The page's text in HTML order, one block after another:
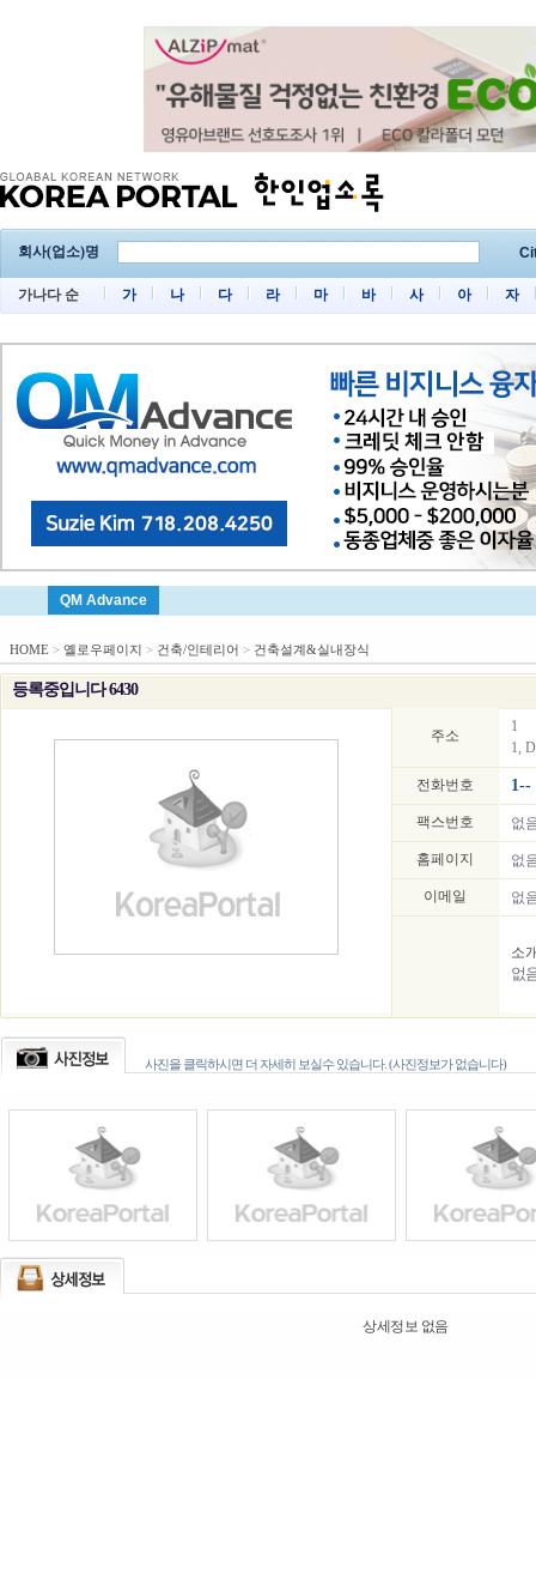
회사(업소)명
가나다 순 가 나 다 라 마 바 사 아 자
QM Advance
HOME > 옐로우페이지 > 건축/인테리어 > 건축설계&실내장식
등록중입니다 6430
주소
1
1,
전화번호 1--
팩스번호 없
홈페이지 없
이메일 없
소
없
사진을 클릭하시면 더 자세히 보실수 있습니다. (사진정보가 없습니다)
상세정보 없음